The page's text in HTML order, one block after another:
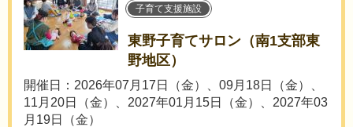
子育て支援施設
東野子育てサロン（南1支部東
野地区）
開催日：2026年07月17日（金）、09月18日（金）、
11月20日（金）、2027年01月15日（金）、2027年03
月19日（金）